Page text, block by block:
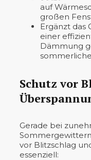
auf
großen
Ergänzt das
einer
Dämmung
Schutz vor
Gerade bei
vor Blitzschlag
essenziell: